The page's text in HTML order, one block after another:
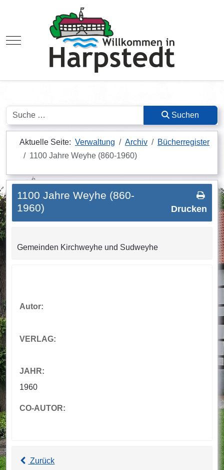
Mobile Menu Toggle
Suchen Suchen
Aktuelle Seite: Verwaltung Archiv
Bücherregister
1100 Jahre Weyhe (860-1960)
Drucken
1100 Jahre Weyhe (860-
1960)
Gemeinden Kirchweyhe und Sudweyhe
Autor:
VERLAG:
JAHR:
1960
CO-AUTOR:
Zurück